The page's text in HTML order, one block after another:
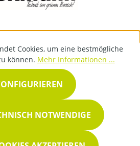
Cookies, um eine bestmögliche
können. Mehr Informationen ...
NOTWENDIGE